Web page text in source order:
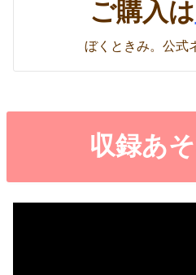
ご購入は
ぼくときみ。公式
収録あ